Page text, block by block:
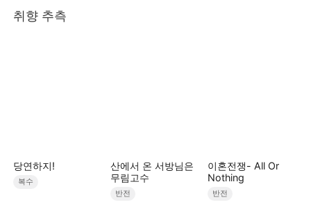
취향 추측
당연하지!
복수
산에서 온 서방님은
무림고수
반전
이혼전쟁- All Or
Nothing
반전